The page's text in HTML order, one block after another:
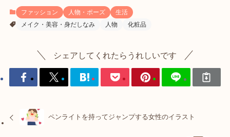
ファッション 人物・ポーズ
生活
メイク・美容・身だしなみ
人物 化粧品
シェアしてくれたらうれしいです
ペンライトを持ってジャンプする女性のイラスト